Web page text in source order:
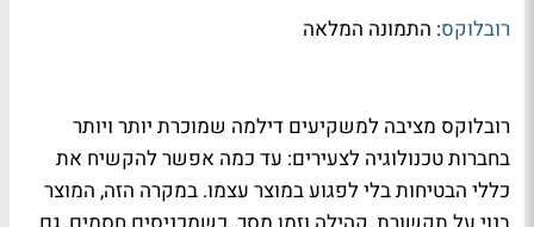
רובלוקס: התמונה המלאה
רובלוקס מציבה למשקיעים דילמה שמוכרת יותר ויותר
בחברות טכנולוגיה לצעירים: עד כמה אפשר להקשיח את
כללי הבטיחות בלי לפגוע במוצר עצמו. במקרה הזה, המוצר